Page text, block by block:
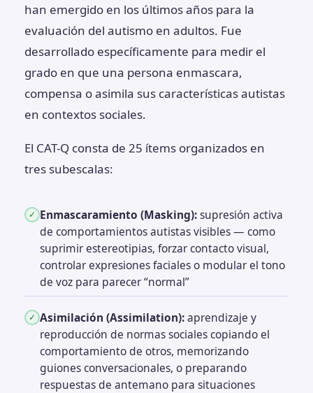
han emergido en los últimos años para la
evaluación del autismo en adultos. Fue
desarrollado específicamente para medir el
grado en que una persona enmascara,
compensa o asimila sus características autistas
en contextos sociales.
El CAT-Q consta de 25 ítems organizados en
tres subescalas:
✓ Enmascaramiento (Masking):supresión activa
de comportamientos autistas visibles — como
suprimir estereotipias, forzar contacto visual,
controlar expresiones faciales o modular el tono
de voz para parecer “normal”
✓ Asimilación (Assimilation):aprendizaje y
reproducción de normas sociales copiando el
comportamiento de otros, memorizando
guiones conversacionales, o preparando
respuestas de antemano para situaciones